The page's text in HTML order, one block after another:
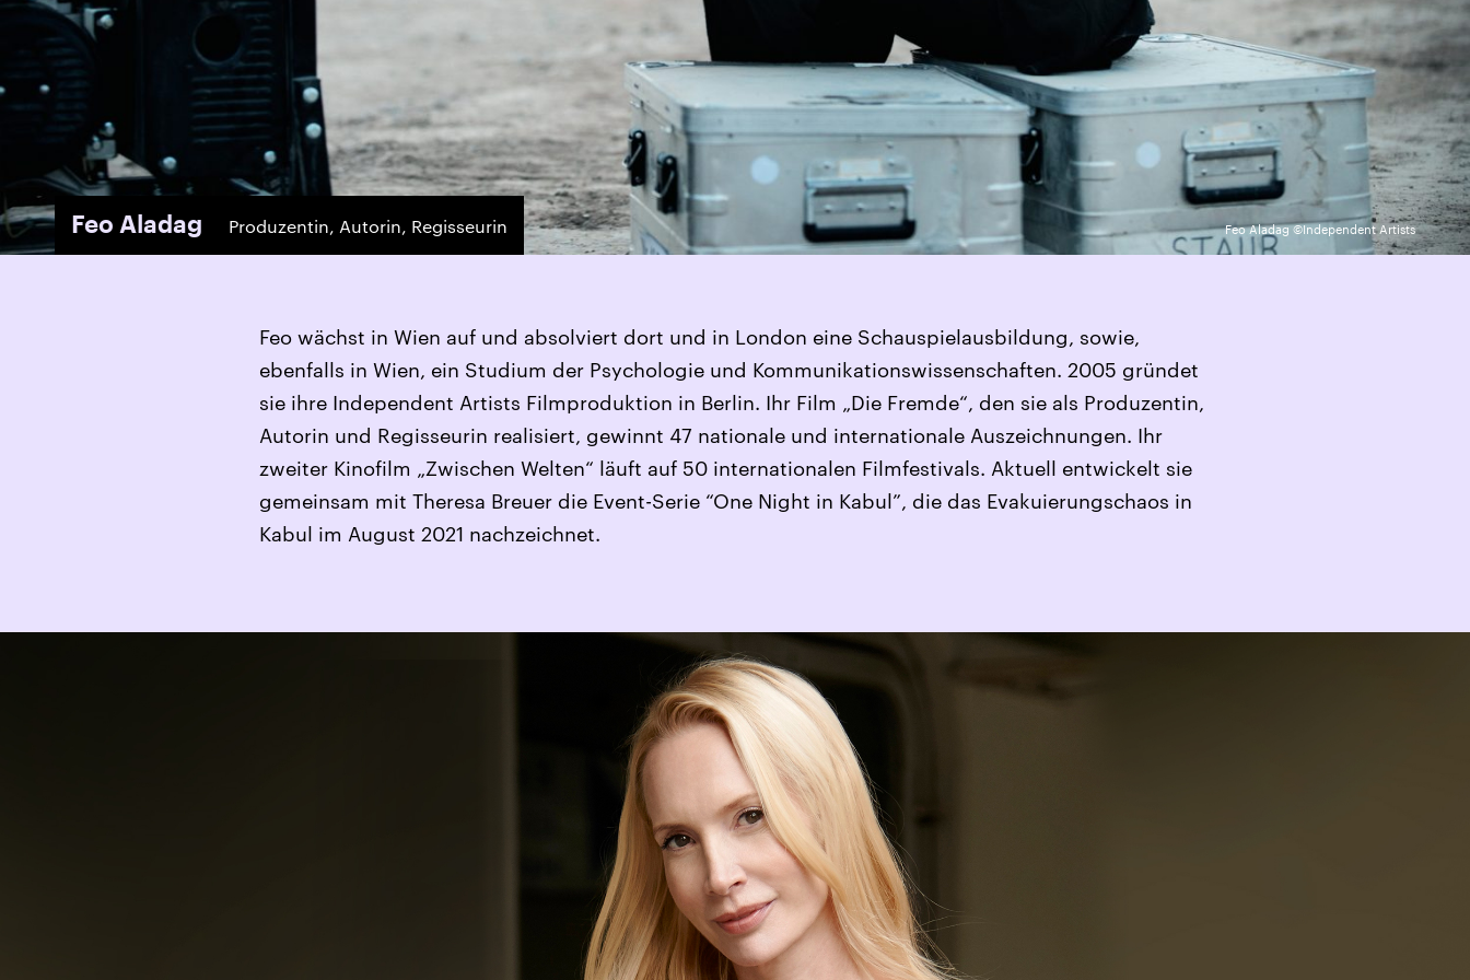
Feo Aladag Produzentin, Autorin, Regisseurin Feo Aladag ©Independent Artists
Feo wächst in Wien auf und absolviert dort und in London eine Schauspielausbildung, sowie,
ebenfalls in Wien, ein Studium der Psychologie und Kommunikationswissenschaften. 2005 gründet
sie ihre Independent Artists Filmproduktion in Berlin. Ihr Film „Die Fremde“, den sie als Produzentin,
Autorin und Regisseurin realisiert, gewinnt 47 nationale und internationale Auszeichnungen. Ihr
zweiter Kinofilm „Zwischen Welten“ läuft auf 50 internationalen Filmfestivals. Aktuell entwickelt sie
gemeinsam mit Theresa Breuer die Event-Serie “One Night in Kabul”, die das Evakuierungschaos in
Kabul im August 2021 nachzeichnet.